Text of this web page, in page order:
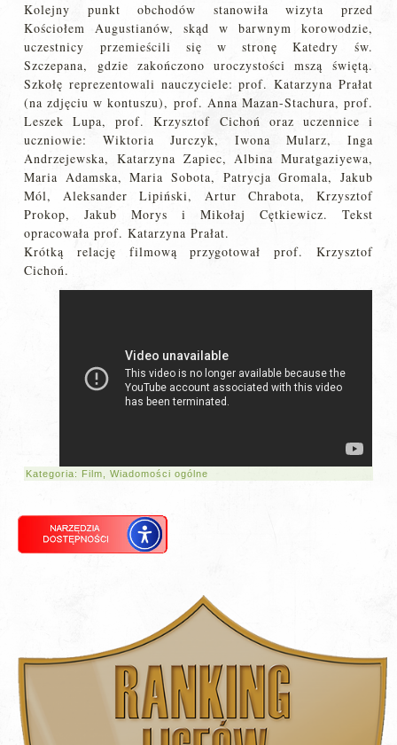
Kolejny punkt obchodów stanowiła wizyta przed
Kościołem Augustianów, skąd w barwnym korowodzie,
uczestnicy przemieścili się w stronę Katedry św.
Szczepana, gdzie zakończono uroczystości mszą świętą.
Szkołę reprezentowali nauczyciele: prof. Katarzyna Prałat
(na zdjęciu w kontuszu), prof. Anna Mazan-Stachura, prof.
Leszek Lupa, prof. Krzysztof Cichoń oraz uczennice i
uczniowie: Wiktoria Jurczyk, Iwona Mularz, Inga
Andrzejewska, Katarzyna Zapiec, Albina Muratgaziyewa,
Maria Adamska, Maria Sobota, Patrycja Gromala, Jakub
Mól, Aleksander Lipiński, Artur Chrabota, Krzysztof
Prokop, Jakub Morys i Mikołaj Cętkiewicz. Tekst
opracowała prof. Katarzyna Prałat.
Krótką relację filmową przygotował prof. Krzysztof
Cichoń.
Kategoria: Film ,Wiadomości ogólne